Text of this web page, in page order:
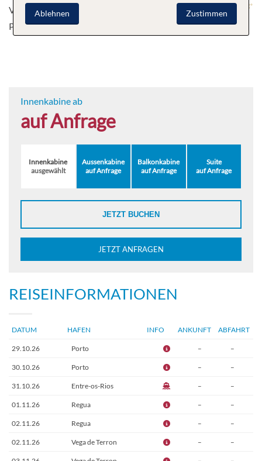
Vega de Terron - Vega de Terron - Pocinho - Pinhão -
PinhãoMehr
Innenkabine ab
auf Anfrage
Innenkabine
ausgewählt
Aussenkabine
auf Anfrage
Balkonkabine
auf Anfrage
Suite
auf Anfrage
JETZT BUCHEN
JETZT ANFRAGEN
REISEINFORMATIONEN
DATUM HAFEN INFO ANKUNFT ABFAHRT
29.10.26 Porto – –
30.10.26 Porto – –
31.10.26 Entre-os-Rios – –
01.11.26 Regua – –
02.11.26 Regua – –
02.11.26 Vega de Terron – –
Zustimmen
Ablehnen